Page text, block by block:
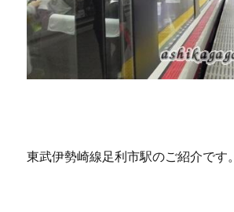
東武伊勢崎線足利市駅のご紹介です。